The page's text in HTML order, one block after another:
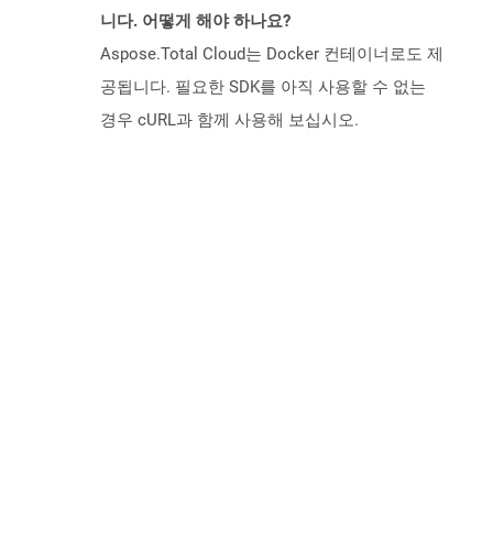
니다. 어떻게 해야 하나요?
Aspose.Total Cloud는 Docker 컨테이너로도 제
공됩니다. 필요한 SDK를 아직 사용할 수 없는
경우 cURL과 함께 사용해 보십시오.